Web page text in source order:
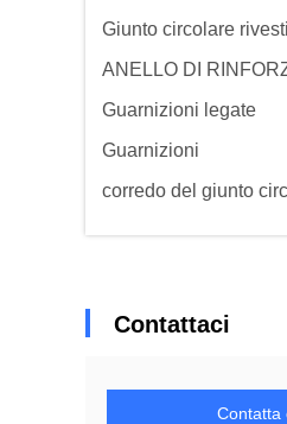
Giunto circolare
ANELLO DI
Guarnizioni legate
Guarnizioni
corredo del giunto
Contattaci
Contatta